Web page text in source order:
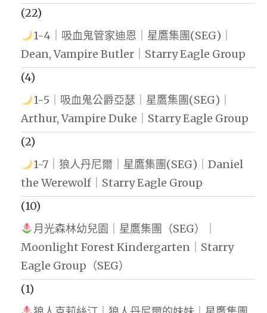
(22)
1-4｜吸血鬼管家迪恩｜星鷹集團(SEG)｜
Dean, Vampire Butler｜Starry Eagle Group
(4)
1-5｜吸血鬼公爵亞瑟｜星鷹集團(SEG)｜
Arthur, Vampire Duke｜Starry Eagle Group
(2)
1-7｜狼人丹尼爾｜星鷹集團(SEG)｜Daniel
the Werewolf｜Starry Eagle Group
(10)
月光森林幼兒園｜星鷹集團（SEG）｜
Moonlight Forest Kindergarten｜Starry
Eagle Group（SEG）
(1)